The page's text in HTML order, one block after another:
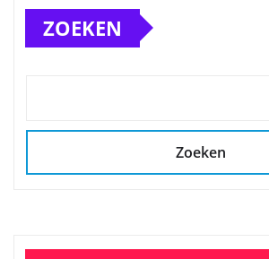
ZOEKEN
Zoeken